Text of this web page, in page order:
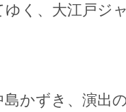
く、大江戸ジ
かずき、演出